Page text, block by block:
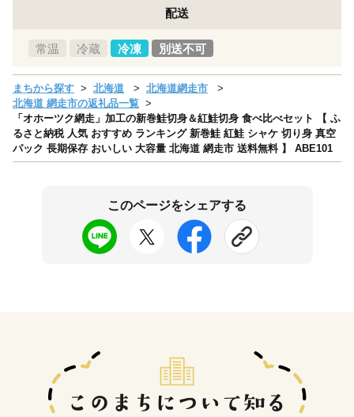
配送
常温 冷蔵 冷凍 別送不可
まちから探す 北海道
北海道網走市
北海道 網走市の返礼品一覧
「オホーツク網走」加工の新巻鮭切身＆紅鮭切身 食べ比べセット 【 ふ
るさと納税 人気 おすすめ ランキング 新巻鮭 紅鮭 シャケ 切り身 真空
パック 長期保存 おいしい 大容量 北海道 網走市 送料無料 】 ABE101
このページをシェアする